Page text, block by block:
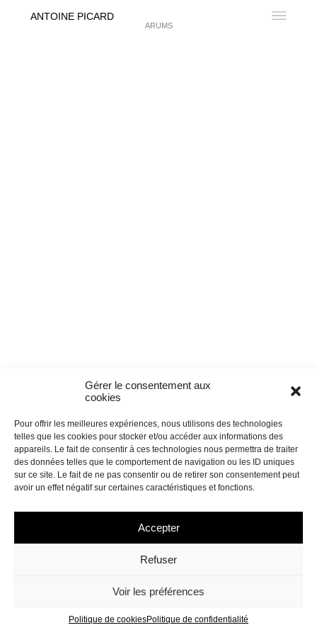
Gérer le consentement aux
cookies
Pour offrir les meilleures expériences, nous utilisons des technologies
telles que les cookies pour stocker et/ou accéder aux informations des
appareils. Le fait de consentir à ces technologies nous permettra de traiter
des données telles que le comportement de navigation ou les ID uniques
sur ce site. Le fait de ne pas consentir ou de retirer son consentement peut
avoir un effet négatif sur certaines caractéristiques et fonctions.
Accepter
Refuser
Voir les préférences
Politique de cookiesPolitique de confidentialité
ANTOINE PICARD
ARUMS